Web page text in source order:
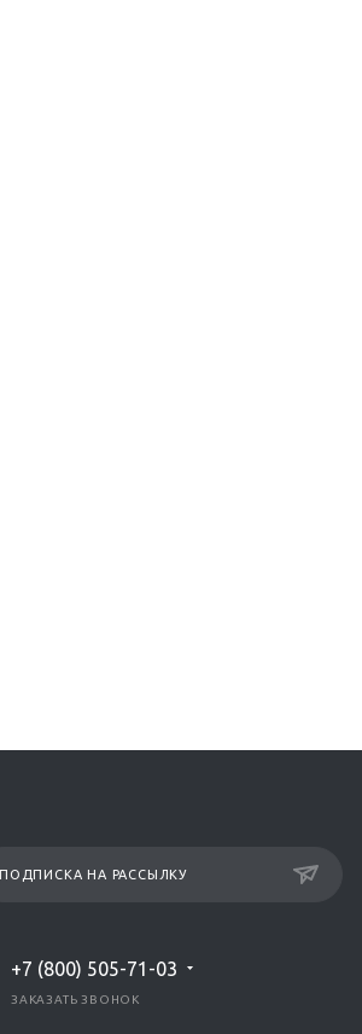
ПОДПИСКА НА РАССЫЛКУ
+7 (800) 505-71-03
ЗАКАЗАТЬ ЗВОНОК